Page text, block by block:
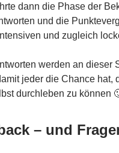
dann die Phase der
und die
und zugleich
werden an dieser
jeder die Chance hat,
durchleben zu können
– und